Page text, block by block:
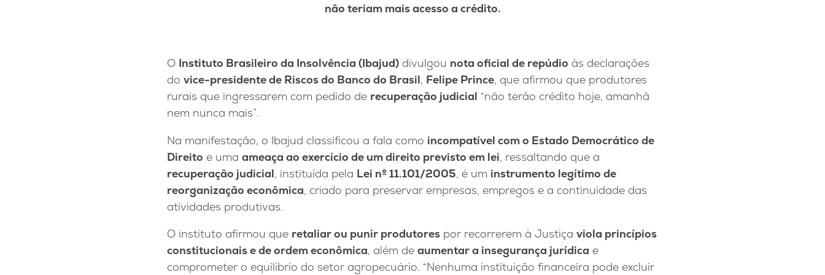
não teriam mais acesso a crédito.
O Instituto Brasileiro da Insolvência (Ibajud) divulgou nota oficial de repúdio às declarações
do vice-presidente de Riscos do Banco do Brasil, Felipe Prince, que afirmou que produtores
rurais que ingressarem com pedido de recuperação judicial “não terão crédito hoje, amanhã
nem nunca mais”.
Na manifestação, o Ibajud classificou a fala como incompatível com o Estado Democrático de
Direito e uma ameaça ao exercício de um direito previsto em lei, ressaltando que a
recuperação judicial, instituída pela Lei nº 11.101/2005, é um instrumento legítimo de
reorganização econômica, criado para preservar empresas, empregos e a continuidade das
atividades produtivas.
O instituto afirmou que retaliar ou punir produtores por recorrerem à Justiça viola princípios
constitucionais e de ordem econômica, além de aumentar a insegurança jurídica e
comprometer o equilíbrio do setor agropecuário. “Nenhuma instituição financeira pode excluir